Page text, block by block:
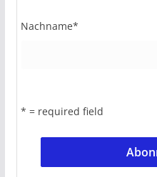
Nachname*
* = required field